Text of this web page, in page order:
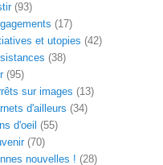
(93)
(17)
et utopies (42)
(38)
(95)
sur images (13)
d'ailleurs (34)
d'oeil (55)
(70)
nouvelles ! (28)